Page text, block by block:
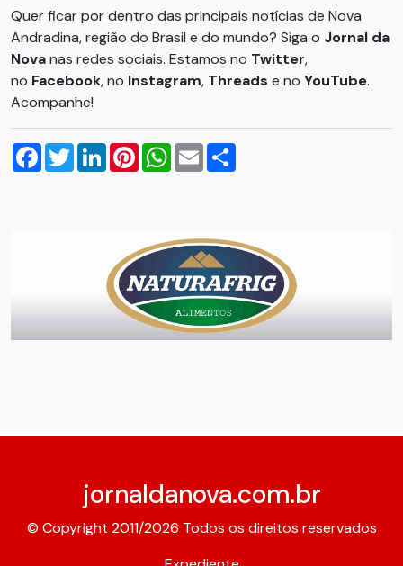
Quer ficar por dentro das principais notícias de Nova
Andradina, região do Brasil e do mundo? Siga o Jornal da
Novanas redes sociais. Estamos no Twitter,
no Facebook, no Instagram, Threads e no YouTube.
Acompanhe!
Facebook
TwitterLinkedInPinterestWhatsApp
Email
jornaldanova.com.br
© Copyright 2011/2026 Todos os direitos reservados